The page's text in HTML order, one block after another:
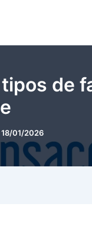
de
18/01/2026